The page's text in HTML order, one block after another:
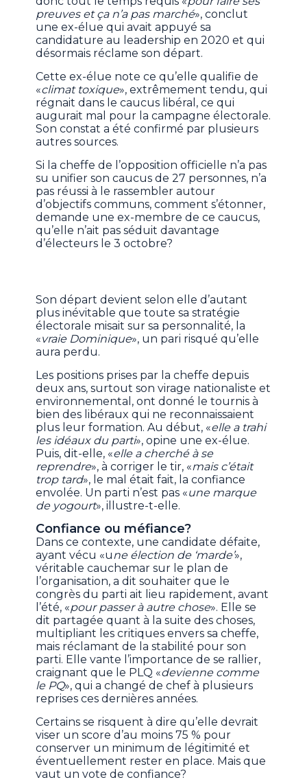
preuves et ça n’a pas marché», conclut
une ex-élue qui avait appuyé sa
candidature au leadership en 2020 et qui
désormais réclame son départ.
Cette ex-élue note ce qu’elle qualifie de
«climat toxique», extrêmement tendu, qui
régnait dans le caucus libéral, ce qui
augurait mal pour la campagne électorale.
Son constat a été confirmé par plusieurs
autres sources.
Si la cheffe de l’opposition officielle n’a pas
su unifier son caucus de 27 personnes, n’a
pas réussi à le rassembler autour
d’objectifs communs, comment s’étonner,
demande une ex-membre de ce caucus,
qu’elle n’ait pas séduit davantage
d’électeurs le 3 octobre?
Son départ devient selon elle d’autant
plus inévitable que toute sa stratégie
électorale misait sur sa personnalité, la
«vraie Dominique», un pari risqué qu’elle
aura perdu.
Les positions prises par la cheffe depuis
deux ans, surtout son virage nationaliste et
environnemental, ont donné le tournis à
bien des libéraux qui ne reconnaissaient
plus leur formation. Au début, «elle a trahi
les idéaux du parti», opine une ex-élue.
Puis, dit-elle, «elle a cherché à se
reprendre», à corriger le tir, «mais c’était
trop tard», le mal était fait, la confiance
envolée. Un parti n’est pas «une marque
de yogourt», illustre-t-elle.
Confiance ou méfiance?
Dans ce contexte, une candidate défaite,
ayant vécu «une élection de ‘marde’»,
véritable cauchemar sur le plan de
l’organisation, a dit souhaiter que le
congrès du parti ait lieu rapidement, avant
l’été, «pour passer à autre chose». Elle se
dit partagée quant à la suite des choses,
multipliant les critiques envers sa cheffe,
mais réclamant de la stabilité pour son
parti. Elle vante l’importance de se rallier,
craignant que le PLQ «devienne comme
le PQ», qui a changé de chef à plusieurs
reprises ces dernières années.
Certains se risquent à dire qu’elle devrait
viser un score d’au moins 75 % pour
conserver un minimum de légitimité et
éventuellement rester en place. Mais que
vaut un vote de confiance?